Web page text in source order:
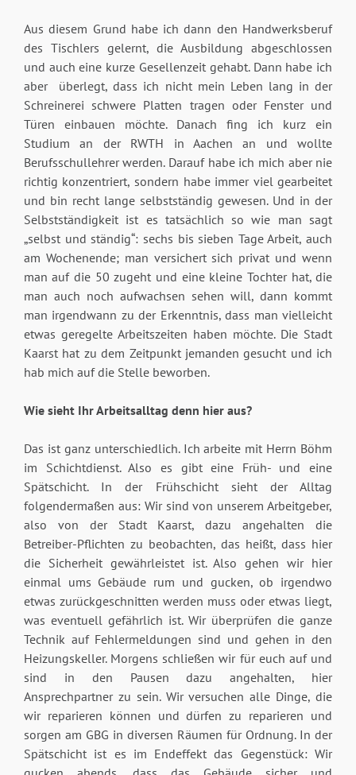
Aus diesem Grund habe ich dann den Handwerksberuf
des Tischlers gelernt, die Ausbildung abgeschlossen
und auch eine kurze Gesellenzeit gehabt. Dann habe ich
aber überlegt, dass ich nicht mein Leben lang in der
Schreinerei schwere Platten tragen oder Fenster und
Türen einbauen möchte. Danach fing ich kurz ein
Studium an der RWTH in Aachen an und wollte
Berufsschullehrer werden. Darauf habe ich mich aber nie
richtig konzentriert, sondern habe immer viel gearbeitet
und bin recht lange selbstständig gewesen. Und in der
Selbstständigkeit ist es tatsächlich so wie man sagt
„selbst und ständig“: sechs bis sieben Tage Arbeit, auch
am Wochenende; man versichert sich privat und wenn
man auf die 50 zugeht und eine kleine Tochter hat, die
man auch noch aufwachsen sehen will, dann kommt
man irgendwann zu der Erkenntnis, dass man vielleicht
etwas geregelte Arbeitszeiten haben möchte. Die Stadt
Kaarst hat zu dem Zeitpunkt jemanden gesucht und ich
hab mich auf die Stelle beworben.
Wie sieht Ihr Arbeitsalltag denn hier aus?
Das ist ganz unterschiedlich. Ich arbeite mit Herrn Böhm
im Schichtdienst. Also es gibt eine Früh- und eine
Spätschicht. In der Frühschicht sieht der Alltag
folgendermaßen aus: Wir sind von unserem Arbeitgeber,
also von der Stadt Kaarst, dazu angehalten die
Betreiber-Pflichten zu beobachten, das heißt, dass hier
die Sicherheit gewährleistet ist. Also gehen wir hier
einmal ums Gebäude rum und gucken, ob irgendwo
etwas zurückgeschnitten werden muss oder etwas liegt,
was eventuell gefährlich ist. Wir überprüfen die ganze
Technik auf Fehlermeldungen sind und gehen in den
Heizungskeller. Morgens schließen wir für euch auf und
sind in den Pausen dazu angehalten, hier
Ansprechpartner zu sein. Wir versuchen alle Dinge, die
wir reparieren können und dürfen zu reparieren und
sorgen am GBG in diversen Räumen für Ordnung. In der
Spätschicht ist es im Endeffekt das Gegenstück: Wir